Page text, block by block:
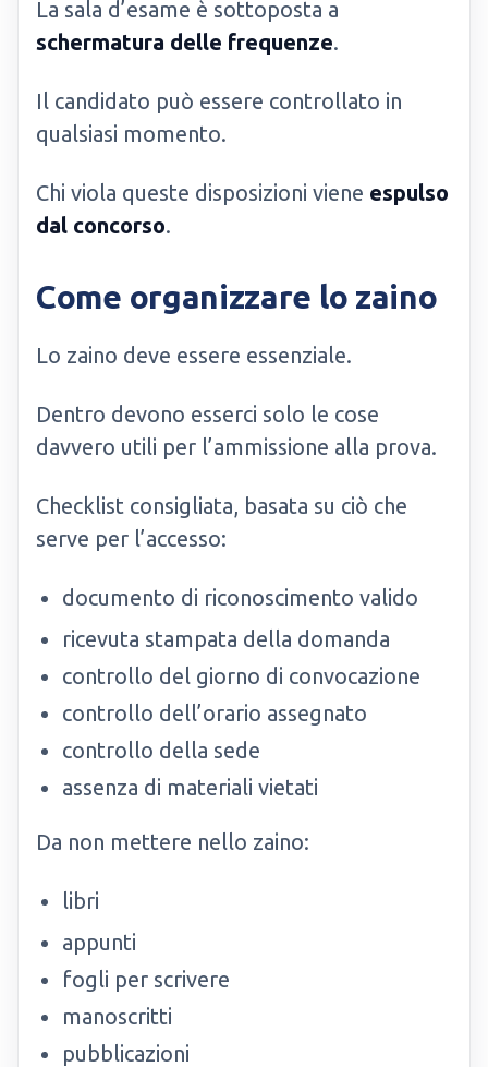
La sala d’esame è sottoposta a
schermatura delle frequenze.
Il candidato può essere controllato in
qualsiasi momento.
Chi viola queste disposizioni viene espulso
dal concorso.
Come organizzare lo zaino
Lo zaino deve essere essenziale.
Dentro devono esserci solo le cose
davvero utili per l’ammissione alla prova.
Checklist consigliata, basata su ciò che
serve per l’accesso:
documento di riconoscimento valido
ricevuta stampata della domanda
controllo del giorno di convocazione
controllo dell’orario assegnato
controllo della sede
assenza di materiali vietati
Da non mettere nello zaino:
libri
appunti
fogli per scrivere
manoscritti
pubblicazioni